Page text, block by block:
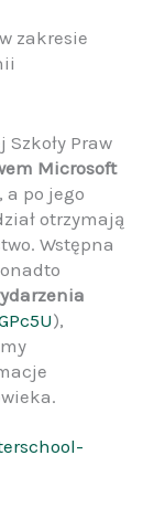
zakresie
Praw
Microsoft
a po jego
otrzymają
Wstępna
),